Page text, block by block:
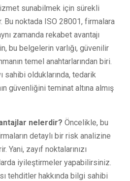
sunabilmek için sürekli
Bu noktada ISO 28001, firmalara
zamanda rekabet avantajı
bu belgelerin varlığı, güvenilir
temel anahtarlarından biri.
sahibi olduklarında, tedarik
güvenliğini teminat altına almış
nelerdir? Öncelikle, bu
detaylı bir risk analizine
Yani, zayıf noktalarınızı
iyileştirmeler yapabilirsiniz.
tehditler hakkında bilgi sahibi